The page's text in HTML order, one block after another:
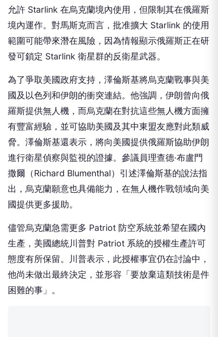
允許 Starlink 在烏克蘭境內使用，但限制其在俄羅斯
境內運作。對馬斯克而言，批准擴大 Starlink 的使用
範圍可能帶來潛在風險，因為情報顯示俄羅斯正在研
發可鎖定 Starlink 衛星群的反衛星武器。
為了爭取美國政府支持，澤倫斯基將烏克蘭戰事與美
國及以色列和伊朗的衝突連結。他強調，伊朗曾向俄
羅斯提供無人機，而烏克蘭在對抗這些無人機方面擁
有豐富經驗，並可協助美國及其中東盟友應對此類威
脅。澤倫斯基還表示，將向美國提供俄羅斯協助伊朗
進行衛星偵察與監視的證據。參議員理查德·布盧門
撒爾（Richard Blumenthal）引述澤倫斯基的說法指
出，烏克蘭願意也具備能力，在無人機作戰領域向美
國提供更多援助。
儘管烏克蘭急需更多 Patriot 防空系統並希望在國內
生產，美國總統川普對 Patriot 系統的授權生產許可
態度有所保留。川普表示，此授權事宜仍在討論中，
他尚未做出最終決定，並形容「要放棄這類技術是件
困難的事」。